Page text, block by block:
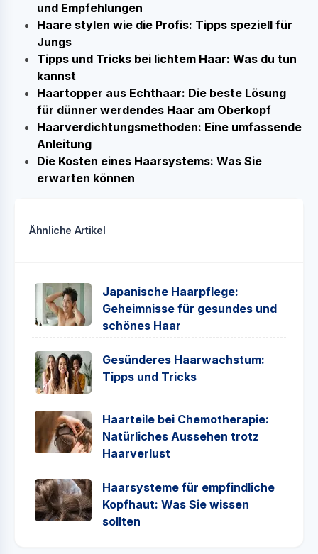
und Empfehlungen
Haare stylen wie die Profis: Tipps speziell für
Jungs
Tipps und Tricks bei lichtem Haar: Was du tun
kannst
Haartopper aus Echthaar: Die beste Lösung
für dünner werdendes Haar am Oberkopf
Haarverdichtungsmethoden: Eine umfassende
Anleitung
Die Kosten eines Haarsystems: Was Sie
erwarten können
Ähnliche Artikel
Japanische Haarpflege:
Geheimnisse für gesundes und
schönes Haar
Gesünderes Haarwachstum:
Tipps und Tricks
Haarteile bei Chemotherapie:
Natürliches Aussehen trotz
Haarverlust
Haarsysteme für empfindliche
Kopfhaut: Was Sie wissen
sollten